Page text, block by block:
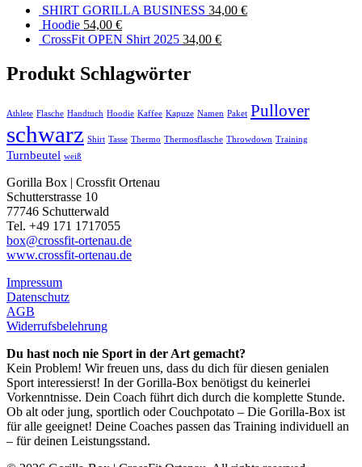
SHIRT GORILLA BUSINESS 34,00 €
Hoodie 54,00 €
CrossFit OPEN Shirt 2025 34,00 €
Produkt Schlagwörter
Athlete Flasche Handtuch Hoodie Kaffee Kapuze Namen Paket Pullover
schwarz Shirt Tasse Thermo Thermosflasche Throwdown Training
Turnbeutel weiß
Gorilla Box | Crossfit Ortenau
Schutterstrasse 10
77746 Schutterwald
Tel. +49 171 1717055
box@crossfit-ortenau.de
www.crossfit-ortenau.de
Impressum
Datenschutz
AGB
Widerrufsbelehrung
Du hast noch nie Sport in der Art gemacht?
Kein Problem! Wir freuen uns, dass du dich für diesen genialen
Sport interessierst! In der Gorilla-Box benötigst du keinerlei
Vorkenntnisse. Dein Coach führt dich durch die komplette Stunde.
Ob alt oder jung, sportlich oder Couchpotato – Die Gorilla-Box ist
für alle geeignet! Deine Coaches passen das Training individuell an
– für deinen Leistungsstand.